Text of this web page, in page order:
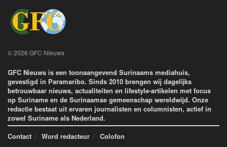
© 2026 GFC Nieuws
GFC Nieuws is een toonaangevend Surinaams mediahuis,
gevestigd in Paramaribo. Sinds 2010 brengen wij dagelijks
betrouwbaar nieuws, actualiteiten en lifestyle-artikelen met focus
op Suriname en de Surinaamse gemeenschap wereldwijd. Onze
redactie bestaat uit ervaren journalisten en columnisten, actief in
zowel Suriname als Nederland.
Contact
Word redacteur Colofon